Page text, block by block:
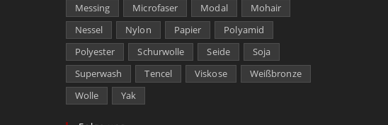
Messing
Microfaser Modal
Mohair
Nessel
Nylon Papier
Polyamid
Polyester
Schurwolle Seide
Soja
Superwash
Tencel Viskose
Weißbronze
Wolle
Yak